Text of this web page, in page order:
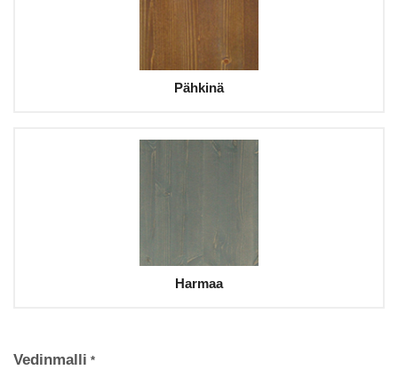
Pähkinä
Harmaa
Vedinmalli *